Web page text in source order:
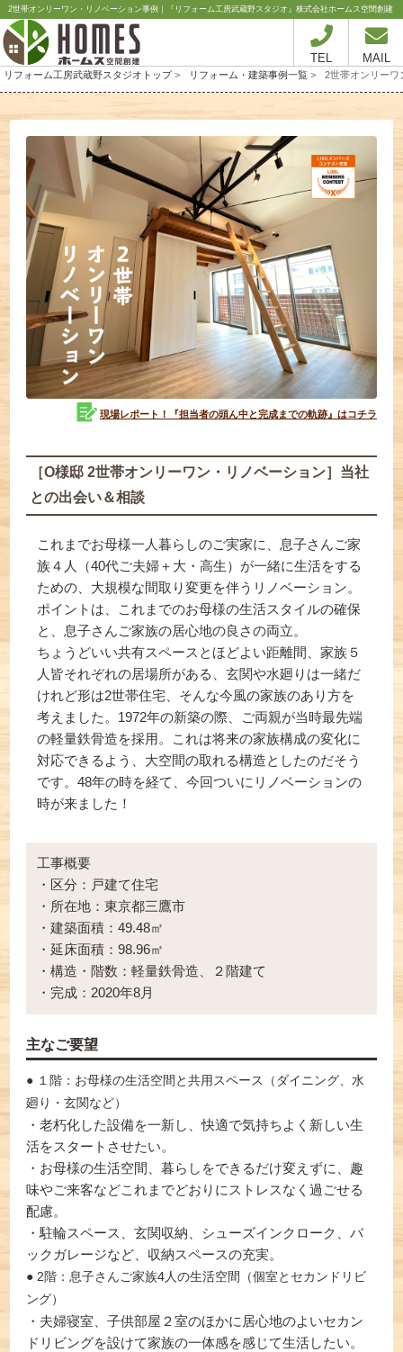
2世帯オンリーワン・リノベーション事例｜『リフォーム工房武蔵野スタジオ』株式会社ホームス空間創建
リフォーム工房武蔵野スタジオトップ > リフォーム・建築事例一覧 > 2世帯オンリー
現場レポート！『担当者の頭ん中と完成までの軌跡』はコチラ
［O様邸 2世帯オンリーワン・リノベーション］当社
との出会い＆相談
これまでお母様一人暮らしのご実家に、息子さんご家
族４人（40代ご夫婦＋大・高生）が一緒に生活をする
ための、大規模な間取り変更を伴うリノベーション。
ポイントは、これまでのお母様の生活スタイルの確保
と、息子さんご家族の居心地の良さの両立。
ちょうどいい共有スペースとほどよい距離間、家族５
人皆それぞれの居場所がある、玄関や水廻りは一緒だ
けれど形は2世帯住宅、そんな今風の家族のあり方を
考えました。1972年の新築の際、ご両親が当時最先端
の軽量鉄骨造を採用。これは将来の家族構成の変化に
対応できるよう、大空間の取れる構造としたのだそう
です。48年の時を経て、今回ついにリノベーションの
時が来ました！
工事概要
・区分：戸建て住宅
・所在地：東京都三鷹市
・建築面積：49.48㎡
・延床面積：98.96㎡
・構造・階数：軽量鉄骨造、２階建て
・完成：2020年8月
主なご要望
● １階：お母様の生活空間と共用スペース（ダイニング、水
廻り・玄関など）
・老朽化した設備を一新し、快適で気持ちよく新しい生
活をスタートさせたい。
・お母様の生活空間、暮らしをできるだけ変えずに、趣
味やご来客などこれまでどおりにストレスなく過ごせる
配慮。
・駐輪スペース、玄関収納、シューズインクローク、バ
ックガレージなど、収納スペースの充実。
● 2階：息子さんご家族4人の生活空間（個室とセカンドリビ
ング）
・夫婦寝室、子供部屋２室のほかに居心地のよいセカン
ドリビングを設けて家族の一体感を感じて生活したい。
TEL MAIL